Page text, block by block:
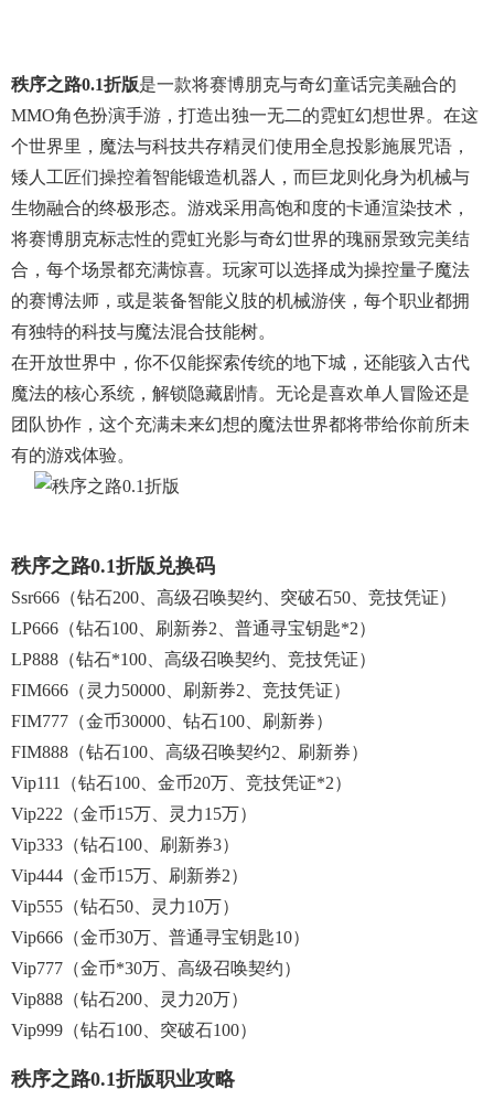
秩序之路0.1折版是一款将赛博朋克与奇幻童话完美融合的
MMO角色扮演手游，打造出独一无二的霓虹幻想世界。在这
个世界里，魔法与科技共存精灵们使用全息投影施展咒语，
矮人工匠们操控着智能锻造机器人，而巨龙则化身为机械与
生物融合的终极形态。游戏采用高饱和度的卡通渲染技术，
将赛博朋克标志性的霓虹光影与奇幻世界的瑰丽景致完美结
合，每个场景都充满惊喜。玩家可以选择成为操控量子魔法
的赛博法师，或是装备智能义肢的机械游侠，每个职业都拥
有独特的科技与魔法混合技能树。
在开放世界中，你不仅能探索传统的地下城，还能骇入古代
魔法的核心系统，解锁隐藏剧情。无论是喜欢单人冒险还是
团队协作，这个充满未来幻想的魔法世界都将带给你前所未
有的游戏体验。
秩序之路0.1折版兑换码
Ssr666（钻石200、高级召唤契约、突破石50、竞技凭证）
LP666（钻石100、刷新券2、普通寻宝钥匙*2）
LP888（钻石*100、高级召唤契约、竞技凭证）
FIM666（灵力50000、刷新券2、竞技凭证）
FIM777（金币30000、钻石100、刷新券）
FIM888（钻石100、高级召唤契约2、刷新券）
Vip111（钻石100、金币20万、竞技凭证*2）
Vip222（金币15万、灵力15万）
Vip333（钻石100、刷新券3）
Vip444（金币15万、刷新券2）
Vip555（钻石50、灵力10万）
Vip666（金币30万、普通寻宝钥匙10）
Vip777（金币*30万、高级召唤契约）
Vip888（钻石200、灵力20万）
Vip999（钻石100、突破石100）
秩序之路0.1折版职业攻略